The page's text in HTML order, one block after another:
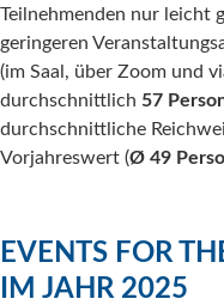
Teilnehmenden nur leicht
geringeren
(im Saal, über Zoom und
durchschnittlich 57
durchschnittliche
Vorjahreswert (Ø 49
EVENTS FOR
IM JAHR 2025